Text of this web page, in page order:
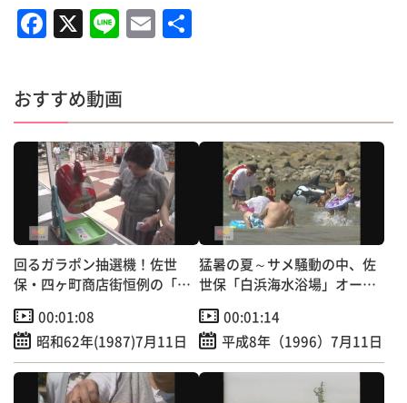
F
a
c
e
b
o
o
k
X Li
n
e
E
m
l
おすすめ動画
回るガラポン抽選機！佐世
保・四ヶ町商店街恒例の「中
00:01:08
昭和62年(1987)7月11日
猛暑の夏～サメ騒動の中、佐
世保「白浜海水浴場」オープ
00:01:14
平成8年（1996）7月11日